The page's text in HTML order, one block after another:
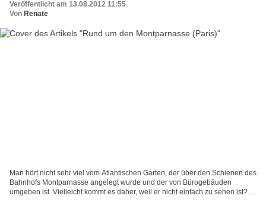
Veröffentlicht am 13.08.2012 11:55
Von Renate
Man hört nicht sehr viel vom Atlantischen Garten, der über den Schienen des
Bahnhofs Montparnasse angelegt wurde und der von Bürogebäuden
umgeben ist. Vielleicht kommt es daher, weil er nicht einfach zu sehen ist?